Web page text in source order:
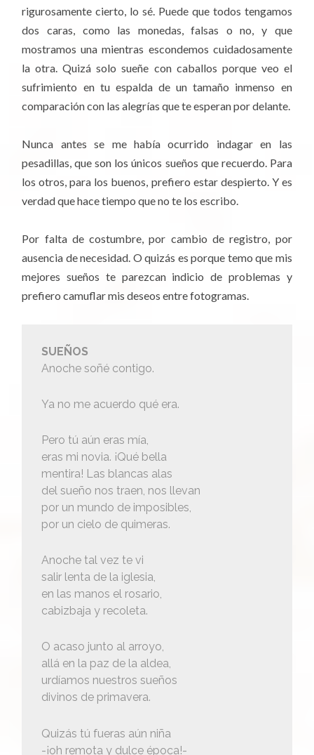
rigurosamente cierto, lo sé. Puede que todos tengamos
dos caras, como las monedas, falsas o no, y que
mostramos una mientras escondemos cuidadosamente
la otra. Quizá solo sueñe con caballos porque veo el
sufrimiento en tu espalda de un tamaño inmenso en
comparación con las alegrías que te esperan por delante.
Nunca antes se me había ocurrido indagar en las
pesadillas, que son los únicos sueños que recuerdo. Para
los otros, para los buenos, prefiero estar despierto. Y es
verdad que hace tiempo que no te los escribo.
Por falta de costumbre, por cambio de registro, por
ausencia de necesidad. O quizás es porque temo que mis
mejores sueños te parezcan indicio de problemas y
prefiero camuflar mis deseos entre fotogramas.
SUEÑOS
Anoche soñé contigo.
Ya no me acuerdo qué era.
Pero tú aún eras mía,
eras mi novia. ¡Qué bella
mentira! Las blancas alas
del sueño nos traen, nos llevan
por un mundo de imposibles,
por un cielo de quimeras.
Anoche tal vez te vi
salir lenta de la iglesia,
en las manos el rosario,
cabizbaja y recoleta.
O acaso junto al arroyo,
allá en la paz de la aldea,
urdíamos nuestros sueños
divinos de primavera.
Quizás tú fueras aún niña
-¡oh remota y dulce época!-